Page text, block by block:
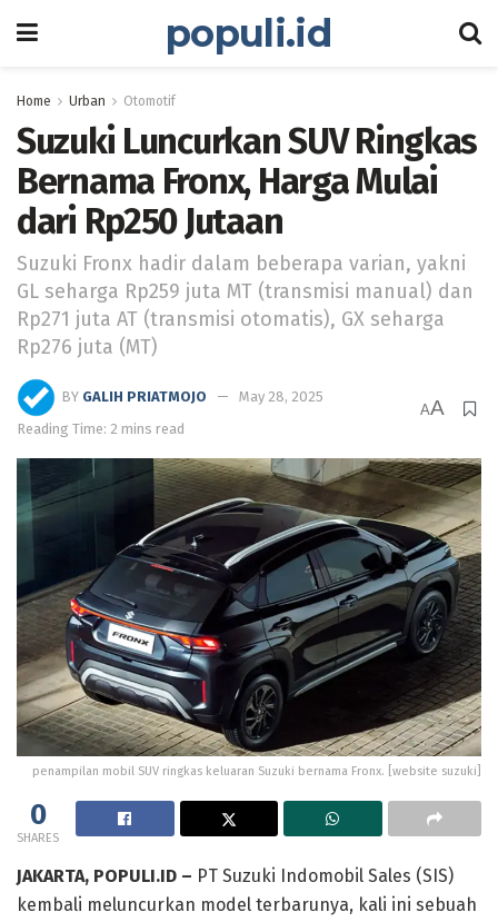
populi.id
Home Urban Otomotif
Suzuki Luncurkan SUV Ringkas
Bernama Fronx, Harga Mulai
dari Rp250 Jutaan
Suzuki Fronx hadir dalam beberapa varian, yakni
GL seharga Rp259 juta MT (transmisi manual) dan
Rp271 juta AT (transmisi otomatis), GX seharga
Rp276 juta (MT)
BY GALIH PRIATMOJO
May 28, 2025
Reading Time: 2 mins read
AA
penampilan mobil SUV ringkas keluaran Suzuki bernama Fronx. [website suzuki]
0
SHARES
JAKARTA, POPULI.ID – PT Suzuki Indomobil Sales (SIS)
kembali meluncurkan model terbarunya, kali ini sebuah